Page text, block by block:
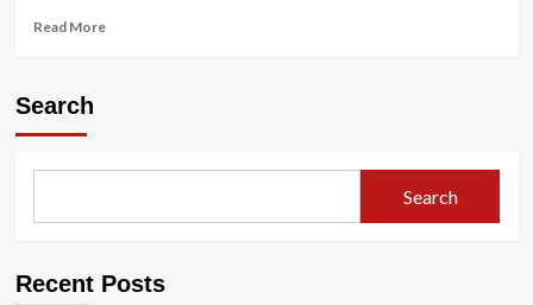
Read MoreRead
Mengubah
Generasi
Muda
Search
Search
Recent Posts